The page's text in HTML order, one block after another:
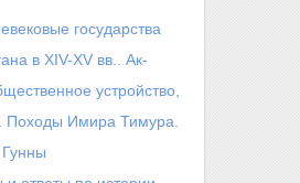
государства
в XIV-XV вв.. Ак-
устройство,
Походы Имира Тимура.
Гунны